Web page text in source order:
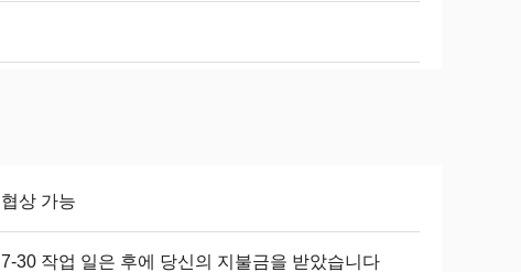
협상 가능
7-30 작업 일은 후에 당신의 지불금을 받았습니다